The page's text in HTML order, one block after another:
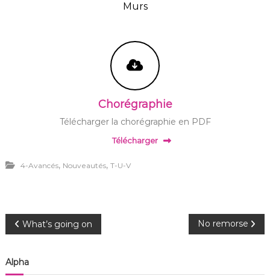
Murs
Chorégraphie
Télécharger la chorégraphie en PDF
Télécharger
4-Avancés, Nouveautés, T-U-V
N
a
What’s going on No remorse
Alpha